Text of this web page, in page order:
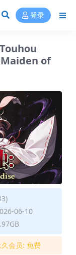
登录
of
06-10
久会员: 免费